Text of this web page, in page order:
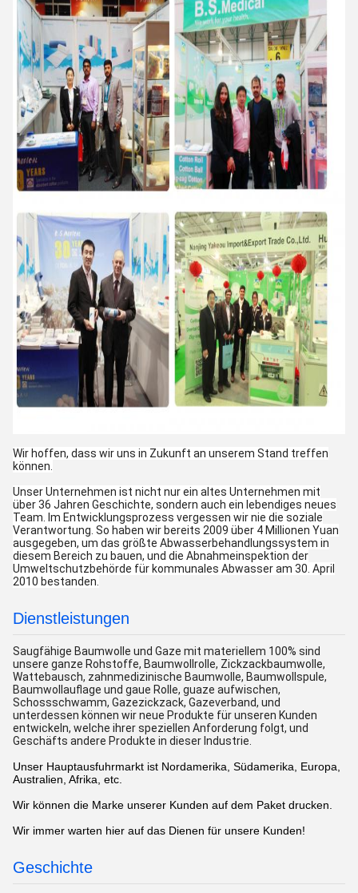
Wir hoffen, dass wir uns in Zukunft an unserem Stand treffen
können.
Unser Unternehmen ist nicht nur ein altes Unternehmen mit
über 36 Jahren Geschichte, sondern auch ein lebendiges neues
Team. Im Entwicklungsprozess vergessen wir nie die soziale
Verantwortung. So haben wir bereits 2009 über 4 Millionen Yuan
ausgegeben, um das größte Abwasserbehandlungssystem in
diesem Bereich zu bauen, und die Abnahmeinspektion der
Umweltschutzbehörde für kommunales Abwasser am 30. April
2010 bestanden.
Dienstleistungen
Saugfähige Baumwolle und Gaze mit materiellem 100% sind
unsere ganze Rohstoffe, Baumwollrolle, Zickzackbaumwolle,
Wattebausch, zahnmedizinische Baumwolle, Baumwollspule,
Baumwollauflage und gaue Rolle, guaze aufwischen,
Schossschwamm, Gazezickzack, Gazeverband, und
unterdessen können wir neue Produkte für unseren Kunden
entwickeln, welche ihrer speziellen Anforderung folgt, und
Geschäfts andere Produkte in dieser Industrie.
Unser Hauptausfuhrmarkt ist Nordamerika, Südamerika, Europa,
Australien, Afrika, etc.
Wir können die Marke unserer Kunden auf dem Paket drucken.
Wir immer warten hier auf das Dienen für unsere Kunden!
Geschichte